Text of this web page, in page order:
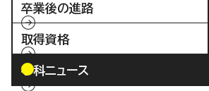
卒業後の進路
取得資格
学科ニュース